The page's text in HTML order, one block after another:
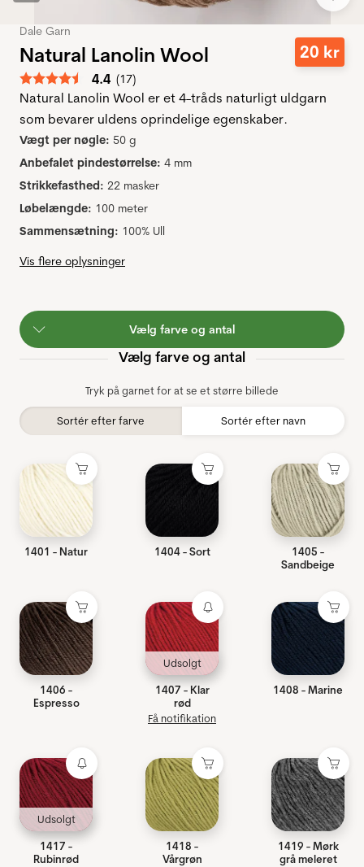
Dale Garn
Natural Lanolin Wool
Gennemsnitlig vurdering:
4.4 (stemmer:
17)
20 kr
Natural Lanolin Wool er et 4-tråds naturligt uldgarn
som bevarer uldens oprindelige egenskaber.
Vægt per nøgle: 50 g
Anbefalet pindestørrelse: 4 mm
Strikkefasthed: 22 masker
Løbelængde: 100 meter
Sammensætning: 100% Ull
Vis flere oplysninger
Vælg farve og antal
Vælg farve og antal
Tryk på garnet for at se et større billede
Sortér efter farve Sortér efter navn
1401 - Natur 1404 - Sort
1405 -
Sandbeige
1406 -
Espresso
Udsolgt
1407 - Klar
rød
Få notifikation
1408 - Marine
Udsolgt
1417 -
Rubinrød
1418 -
Vårgrøn
1419 - Mørk
grå meleret